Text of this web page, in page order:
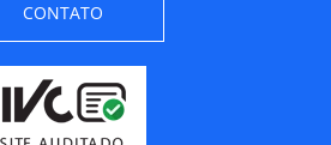
CONTATO